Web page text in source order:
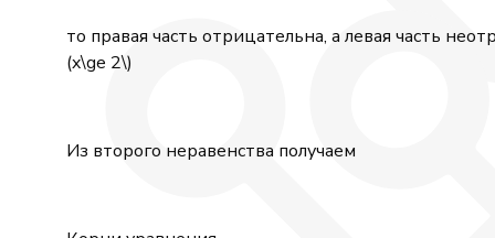
то правая часть отрицательна, а левая часть
(x\ge 2\)
Из второго неравенства получаем